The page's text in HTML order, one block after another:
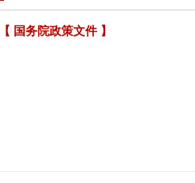
【 国务院政策文件 】